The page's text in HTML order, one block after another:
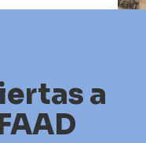
a